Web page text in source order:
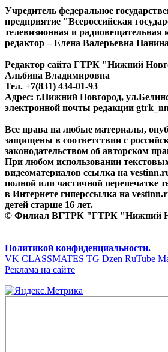
Учредитель федеральное
предприятие "Всероссийская
телевизионная и
редактор – Елена Валерьевна
Редактор сайта ГТРК "Нижний
Альбина Владимировна
Тел. +7(831) 434-01-93
Адрес: г.Нижний Новгород,
электронной почты редакции
Все права на любые материалы,
защищены в соответствии с
законодательством об авторском
При любом использовании
видеоматериалов ссылка на
полной или частичной перепечатке
в Интернете гиперссылка на
детей старше 16 лет.
© Филиал ВГТРК "ГТРК "Нижний
Политикой конфиденциальности.
VK CLASSMATES TG Dzen RuTube
Реклама на сайте